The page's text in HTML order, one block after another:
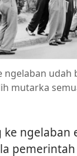
ngelaban
mutarka
ke